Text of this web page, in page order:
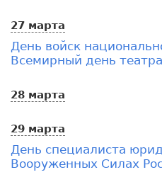
27 марта
День войск
Всемирный день театра
28 марта
29 марта
День специалиста
Вооруженных Силах